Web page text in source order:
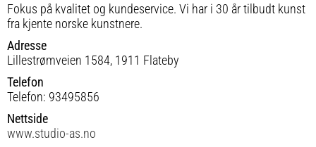
Fokus på kvalitet og kundeservice. Vi har i 30 år tilbudt kunst
fra kjente norske kunstnere.
Adresse
Lillestrømveien 1584, 1911 Flateby
Telefon
Telefon: 93495856
Nettside
www.studio-as.no